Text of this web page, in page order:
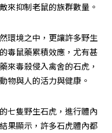
來抑制老鼠的族群數量。
環境之中，更讓許多野生
毒鼠藥累積效應，尤有甚
來毒殺侵入禽舍的石虎，
物與人的活力與健康。
七隻野生石虎，進行體內
果顯示，許多石虎體內都